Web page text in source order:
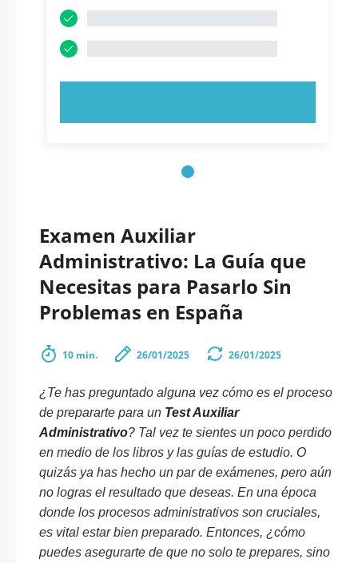
Examen Auxiliar
Administrativo: La Guía que
Necesitas para Pasarlo Sin
Problemas en España
10 min. 26/01/2025 26/01/2025
¿Te has preguntado alguna vez cómo es el proceso
de prepararte para un Test Auxiliar
Administrativo? Tal vez te sientes un poco perdido
en medio de los libros y las guías de estudio. O
quizás ya has hecho un par de exámenes, pero aún
no logras el resultado que deseas. En una época
donde los procesos administrativos son cruciales,
es vital estar bien preparado. Entonces, ¿cómo
puedes asegurarte de que no solo te prepares, sino